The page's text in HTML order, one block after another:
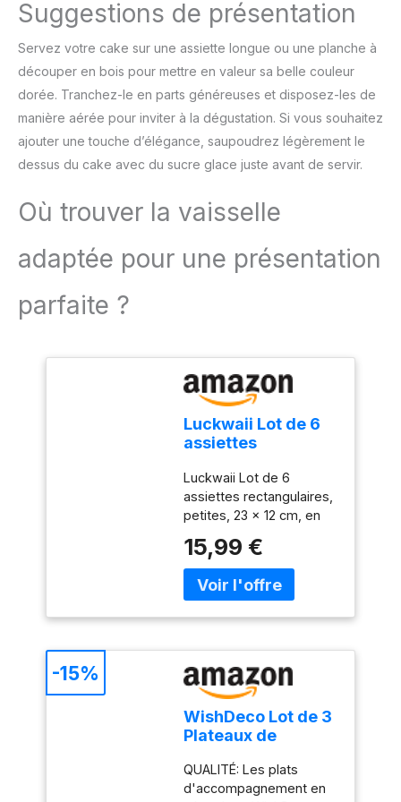
d'éjection pratique pour
une utilisation
confortable et un
changement rapide des
accessoires. Compact et
quotidien : Léger, doté
d'un câble de 1 mètre et
d'un design compact, ce
et parfait pour toutes vos
tâches de cuisine.
cachemire</li> </ul>
Suggestions de présentation
Servez votre cake sur une assiette longue ou une planche à
découper en bois pour mettre en valeur sa belle couleur
dorée. Tranchez-le en parts généreuses et disposez-les de
manière aérée pour inviter à la dégustation. Si vous souhaitez
ajouter une touche d’élégance, saupoudrez légèrement le
dessus du cake avec du sucre glace juste avant de servir.
Où trouver la vaisselle
adaptée pour une présentation
parfaite ?
Luckwaii Lot de 6
assiettes
petites, 23 x 12 cm,
en mélamine,
rectangulaires,
allongées, en
porcelaine,
blanches, pour
antipasti, desserts,
gâteaux
Luckwaii Lot de 6
assiettes rectangulaires,
petites, 23 x 12 cm, en
rectangulaires,
allongées, en porcelaine,
blanches, pour antipasti,
15,99 €
WishDeco Lot de 3
Plateaux de
Rectangulaires
Blanches 35x15
QUALITÉ: Les plats
d'accompagnement en
-15%